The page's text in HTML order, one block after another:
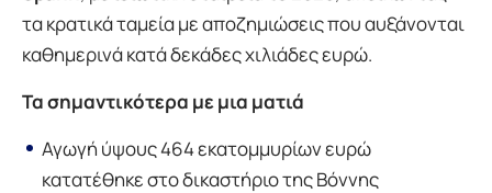
τα κρατικά ταμεία με αποζημιώσεις που αυξάνονται
καθημερινά κατά δεκάδες χιλιάδες ευρώ.
Τα σημαντικότερα με μια ματιά
Αγωγή ύψους 464 εκατομμυρίων ευρώ
κατατέθηκε στο δικαστήριο της Βόννης